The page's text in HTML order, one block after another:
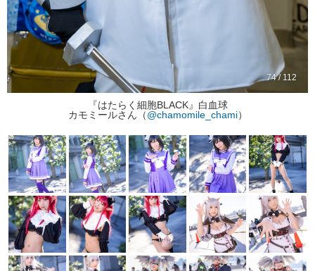
74 / 112
『はたらく細胞BLACK』白血球
カモミールさん（@chamomile_chami）